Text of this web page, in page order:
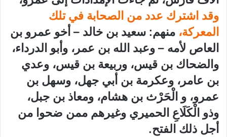
وقد اشترك عدد من الصحابة في تلك
المعركة، منهم: سعيد بن خالد – أخو عمرو بن
العاص لأمه – وعبد الله بن عمر، وأبو الدرداء،
والضحاك بن قيس، وربيعة بن قيس، وعدي
بن عامر، وعكرمة بن أبي جهل، وسهل بن
عمرو، و الْحَرْث بن هشام، ومعاذ بن جبل،
وذو الْكَلَاعِ الحميري وغيرهم ممن ضحوا من
أجل ذلك الفتح.